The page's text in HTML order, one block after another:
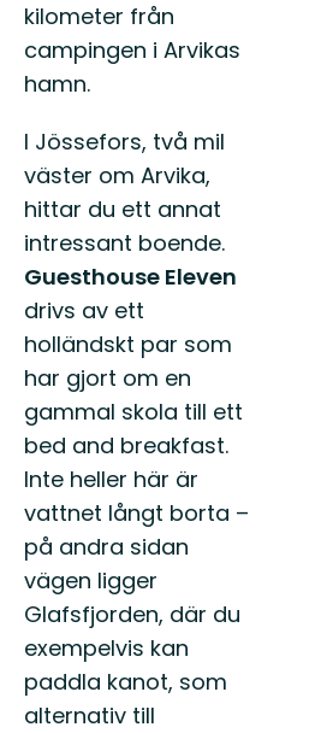
kilometer från
campingen i Arvikas
hamn.
I Jössefors, två mil
väster om Arvika,
hittar du ett annat
intressant boende.
Guesthouse Eleven
drivs av ett
holländskt par som
har gjort om en
gammal skola till ett
bed and breakfast.
Inte heller här är
vattnet långt borta –
på andra sidan
vägen ligger
Glafsfjorden, där du
exempelvis kan
paddla kanot, som
alternativ till